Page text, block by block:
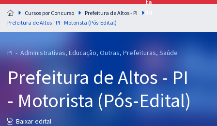
Preparação completa e intensiva para as principais
residências em saúde do Brasil
Cursos 20% OFF
Graduação
Cursos por Concurso
Prefeitura de Altos - PI
Prefeitura de Altos - PI - Motorista (Pós-Edital)
PI - Administrativas, Educação, Outras, Prefeituras, Saúde
Prefeitura de Altos - PI
- Motorista (Pós-Edital)
Baixar edital